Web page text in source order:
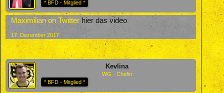
* BFD - Mitglied *
Maximilian on Twitter hier das video
17. Dezember 2017
Kevlina
WG - Chefin
* BFD - Mitglied *